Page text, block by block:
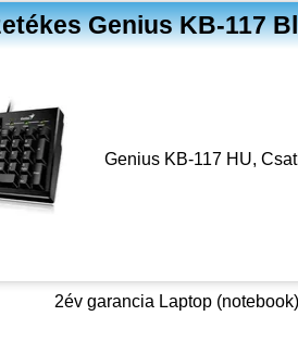
Genius KB-117
Genius KB-117 HU,
2év garancia Laptop